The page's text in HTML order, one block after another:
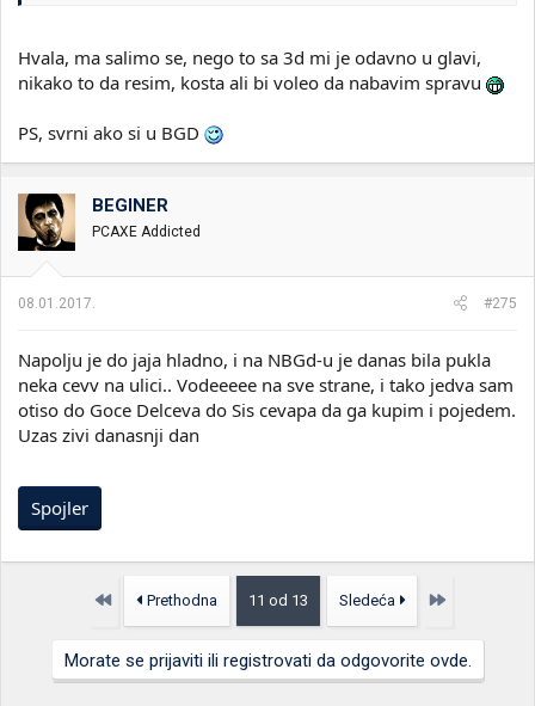
Hvala, ma salimo se, nego to sa 3d mi je odavno u glavi,
nikako to da resim, kosta ali bi voleo da nabavim spravu
PS, svrni ako si u BGD
BEGINER
PCAXE Addicted
08.01.2017. #275
Napolju je do jaja hladno, i na NBGd-u je danas bila pukla
neka cevv na ulici.. Vodeeeee na sve strane, i tako jedva sam
otiso do Goce Delceva do Sis cevapa da ga kupim i pojedem.
Uzas zivi danasnji dan
Spojler
Prvo Prethodna 11 od 13 Sledeća Poslednja
Morate se prijaviti ili registrovati da odgovorite ovde.